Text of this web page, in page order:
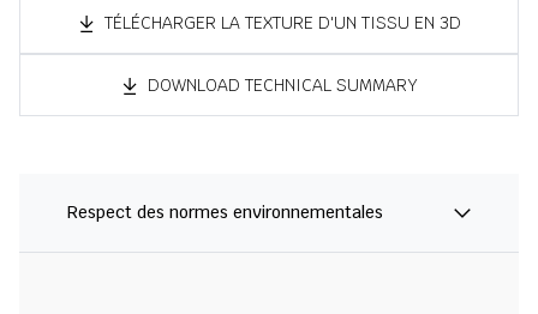
TÉLÉCHARGER LA TEXTURE D'UN TISSU EN 3D
DOWNLOAD TECHNICAL SUMMARY
Respect des normes environnementales